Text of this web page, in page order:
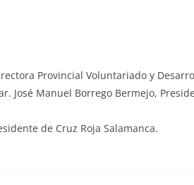
Provincial Voluntariado y
José Manuel Borrego Bermejo,
de Cruz Roja Salamanca.